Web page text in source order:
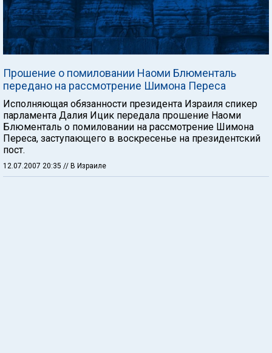
Прошение о помиловании Наоми Блюменталь
передано на рассмотрение Шимона Переса
Исполняющая обязанности президента Израиля спикер
парламента Далия Ицик передала прошение Наоми
Блюменталь о помиловании на рассмотрение Шимона
Переса, заступающего в воскресенье на президентский
пост.
12.07.2007 20:35 // В Израиле